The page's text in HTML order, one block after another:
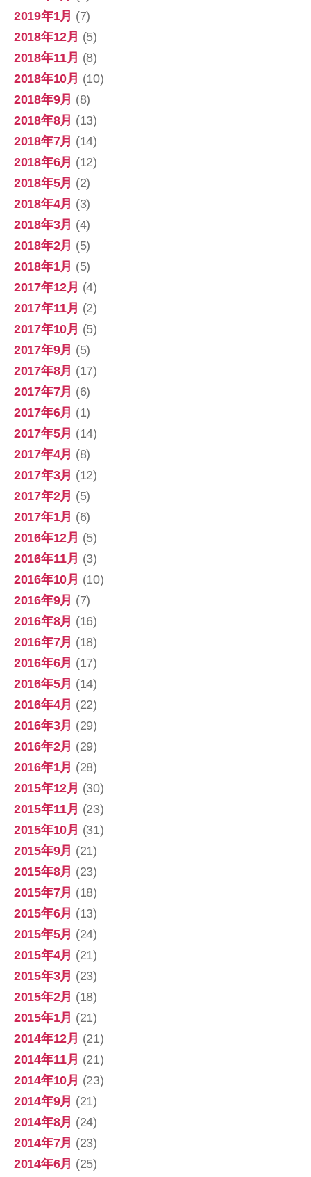
2019年1月 (7)
2018年12月 (5)
2018年11月 (8)
2018年10月 (10)
2018年9月 (8)
2018年8月 (13)
2018年7月 (14)
2018年6月 (12)
2018年5月 (2)
2018年4月 (3)
2018年3月 (4)
2018年2月 (5)
2018年1月 (5)
2017年12月 (4)
2017年11月 (2)
2017年10月 (5)
2017年9月 (5)
2017年8月 (17)
2017年7月 (6)
2017年6月 (1)
2017年5月 (14)
2017年4月 (8)
2017年3月 (12)
2017年2月 (5)
2017年1月 (6)
2016年12月 (5)
2016年11月 (3)
2016年10月 (10)
2016年9月 (7)
2016年8月 (16)
2016年7月 (18)
2016年6月 (17)
2016年5月 (14)
2016年4月 (22)
2016年3月 (29)
2016年2月 (29)
2016年1月 (28)
2015年12月 (30)
2015年11月 (23)
2015年10月 (31)
2015年9月 (21)
2015年8月 (23)
2015年7月 (18)
2015年6月 (13)
2015年5月 (24)
2015年4月 (21)
2015年3月 (23)
2015年2月 (18)
2015年1月 (21)
2014年12月 (21)
2014年11月 (21)
2014年10月 (23)
2014年9月 (21)
2014年8月 (24)
2014年7月 (23)
2014年6月 (25)